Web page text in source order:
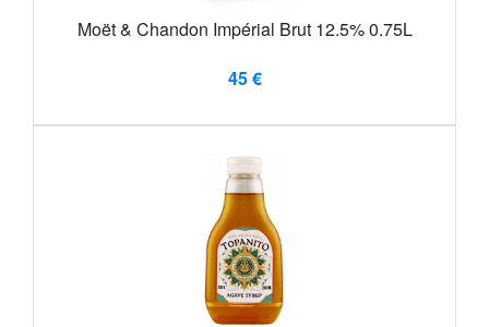
Moët & Chandon Impérial Brut 12.5% 0.75L
45 €